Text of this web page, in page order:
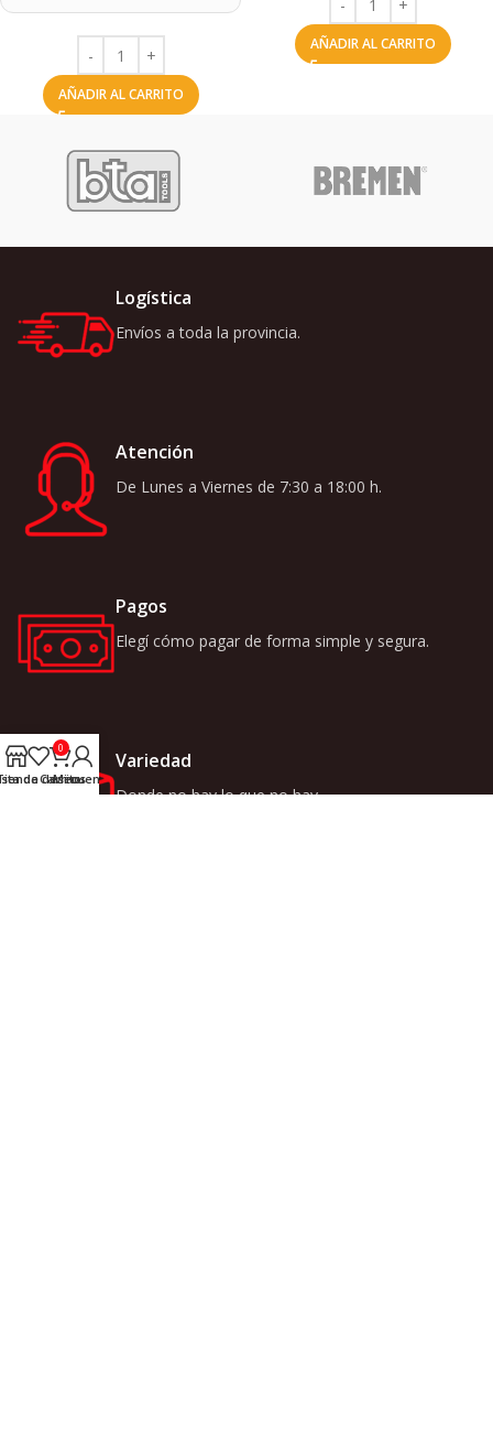
AÑADIR AL CARRITO
AÑADIR AL CARRITO
Logística
Envíos a toda la provincia.
Atención
De Lunes a Viernes de 7:30 a 18:00 h.
Pagos
Elegí cómo pagar de forma simple y segura.
Variedad
Donde no hay lo que no hay.
de deseos
0
Carrito
Mi cuenta